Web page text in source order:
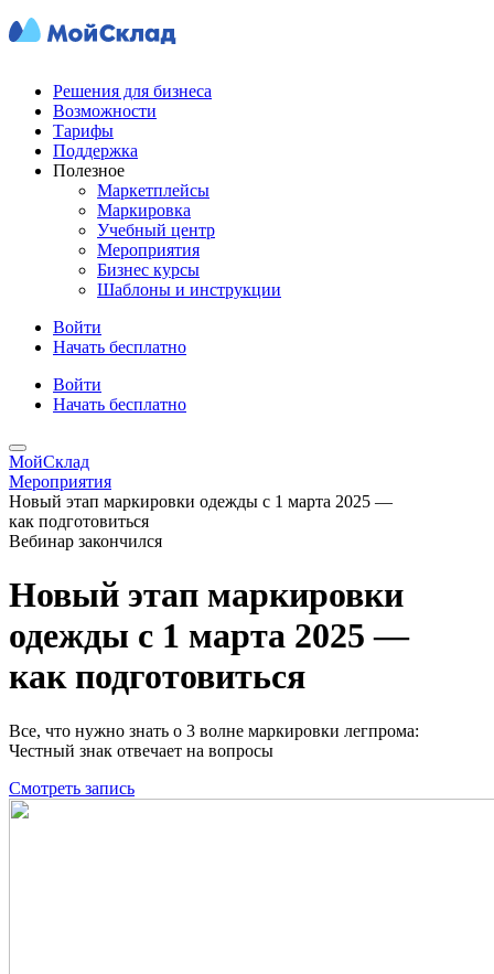
Решения для бизнеса
Возможности
Тарифы
Поддержка
Полезное
Маркетплейсы
Маркировка
Учебный центр
Мероприятия
Бизнес курсы
Шаблоны и инструкции
Войти
Начать бесплатно
Войти
Начать бесплатно
МойСклад
Мероприятия
Новый этап маркировки одежды с 1 марта 2025 —
как подготовиться
Вебинар закончился
Новый этап маркировки
одежды с 1 марта 2025 —
как подготовиться
Все, что нужно знать о 3 волне маркировки легпрома:
Честный знак отвечает на вопросы
Смотреть запись